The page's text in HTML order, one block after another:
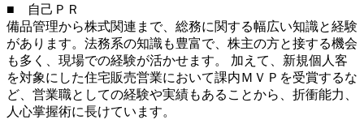
■ 自己ＰＲ
備品管理から株式関連まで、総務に関する幅広い知識と経験
があります。法務系の知識も豊富で、株主の方と接する機会
も多く、現場での経験が活かせます。 加えて、新規個人客
を対象にした住宅販売営業において課内ＭＶＰを受賞するな
ど、営業職としての経験や実績もあることから、折衝能力、
人心掌握術に長けています。